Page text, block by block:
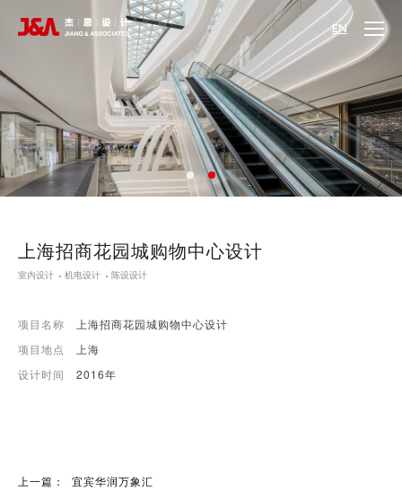
EN
上海招商花园城购物中心设计
室内设计 机电设计 陈设设计
项目名称
上海招商花园城购物中心设计
项目地点
上海
设计时间
2016年
上一篇：
宜宾华润万象汇